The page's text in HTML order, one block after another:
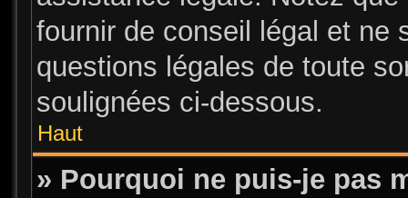
fournir de conseil légal et ne
questions légales de toute
soulignées ci-dessous.
Haut
» Pourquoi ne puis-je pas